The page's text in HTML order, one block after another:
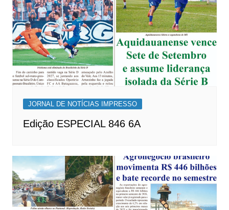
JORNAL DE NOTÍCIAS IMPRESSO
Edição ESPECIAL 846 6A